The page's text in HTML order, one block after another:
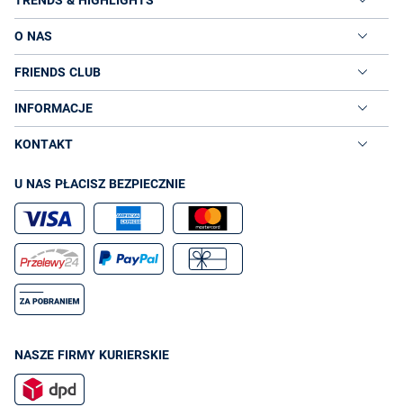
O NAS
FRIENDS CLUB
INFORMACJE
KONTAKT
U NAS PŁACISZ BEZPIECZNIE
NASZE FIRMY KURIERSKIE